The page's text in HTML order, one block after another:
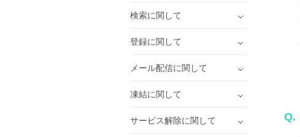
Q.
検索に関して
登録に関して
メール配信に関して
凍結に関して
サービス解除に関して